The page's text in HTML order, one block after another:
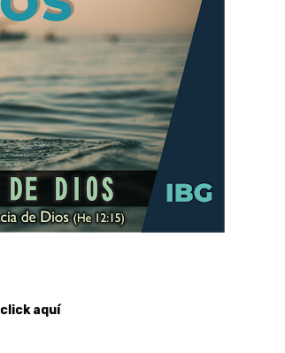
click aquí